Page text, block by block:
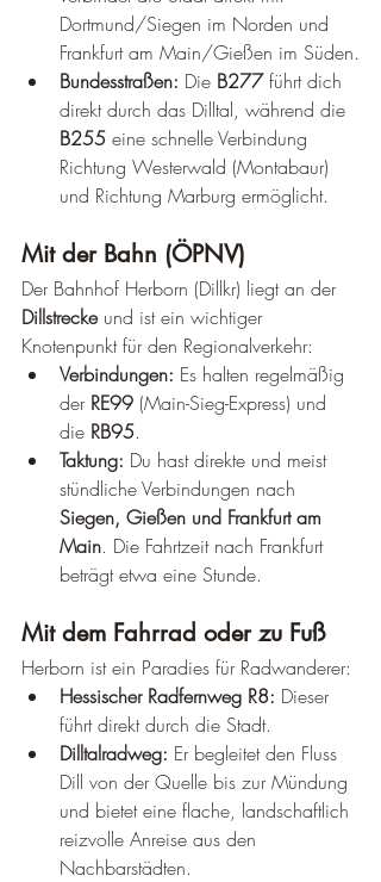
Dortmund/Siegen im Norden und
Frankfurt am Main/Gießen im Süden.
Bundesstraßen: Die B277 führt dich
direkt durch das Dilltal, während die
B255 eine schnelle Verbindung
Richtung Westerwald (Montabaur)
und Richtung Marburg ermöglicht.
Mit der Bahn (ÖPNV)
Der Bahnhof Herborn (Dillkr) liegt an der
Dillstrecke und ist ein wichtiger
Knotenpunkt für den Regionalverkehr:
Verbindungen: Es halten regelmäßig
der RE99 (Main-Sieg-Express) und
die RB95.
Taktung: Du hast direkte und meist
stündliche Verbindungen nach
Siegen, Gießen und Frankfurt am
Main. Die Fahrtzeit nach Frankfurt
beträgt etwa eine Stunde.
Mit dem Fahrrad oder zu Fuß
Herborn ist ein Paradies für Radwanderer:
Hessischer Radfernweg R8: Dieser
führt direkt durch die Stadt.
Dilltalradweg: Er begleitet den Fluss
Dill von der Quelle bis zur Mündung
und bietet eine flache, landschaftlich
reizvolle Anreise aus den
Nachbarstädten.